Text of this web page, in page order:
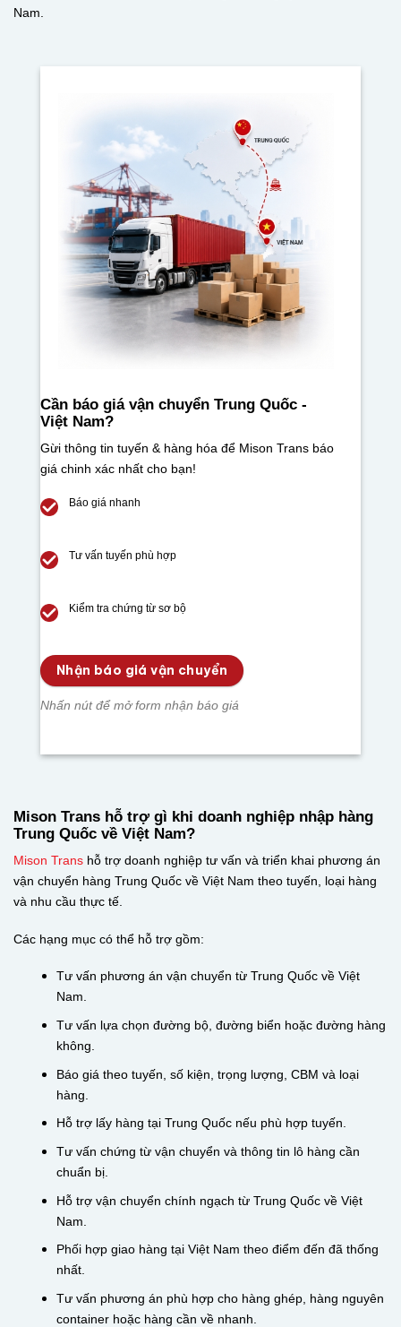
Nam.
Cần báo giá vận chuyển Trung Quốc -
Việt Nam?
Gừi thông tin tuyến & hàng hóa để Mison Trans báo
giá chinh xác nhất cho bạn!
Báo giá nhanh
Tư vấn tuyến phù hợp
Kiểm tra chứng từ sơ bộ
Nhận báo giá vận chuyển
Nhấn nút để mở form nhận báo giá
Mison Trans hỗ trợ gì khi doanh nghiệp nhập hàng
Trung Quốc về Việt Nam?
Mison Trans hỗ trợ doanh nghiệp tư vấn và triển khai phương án
vận chuyển hàng Trung Quốc về Việt Nam theo tuyến, loại hàng
và nhu cầu thực tế.
Các hạng mục có thể hỗ trợ gồm:
Tư vấn phương án vận chuyển từ Trung Quốc về Việt
Nam.
Tư vấn lựa chọn đường bộ, đường biển hoặc đường hàng
không.
Báo giá theo tuyến, số kiện, trọng lượng, CBM và loại
hàng.
Hỗ trợ lấy hàng tại Trung Quốc nếu phù hợp tuyến.
Tư vấn chứng từ vận chuyển và thông tin lô hàng cần
chuẩn bị.
Hỗ trợ vận chuyển chính ngạch từ Trung Quốc về Việt
Nam.
Phối hợp giao hàng tại Việt Nam theo điểm đến đã thống
nhất.
Tư vấn phương án phù hợp cho hàng ghép, hàng nguyên
container hoặc hàng cần về nhanh.